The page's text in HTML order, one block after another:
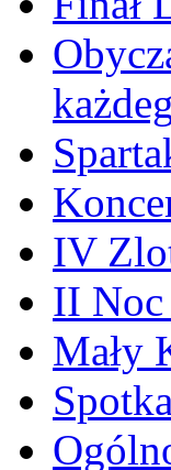
IV
II
Mały